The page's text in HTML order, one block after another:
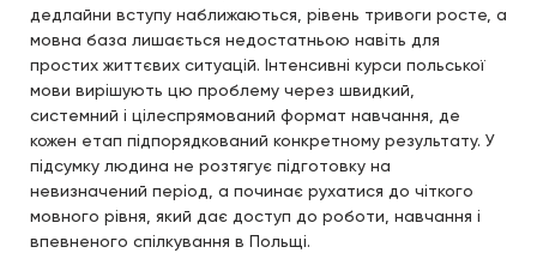
дедлайни вступу наближаються, рівень тривоги росте, а
мовна база лишається недостатньою навіть для
простих життєвих ситуацій. Інтенсивні курси польської
мови вирішують цю проблему через швидкий,
системний і цілеспрямований формат навчання, де
кожен етап підпорядкований конкретному результату. У
підсумку людина не розтягує підготовку на
невизначений період, а починає рухатися до чіткого
мовного рівня, який дає доступ до роботи, навчання і
впевненого спілкування в Польщі.